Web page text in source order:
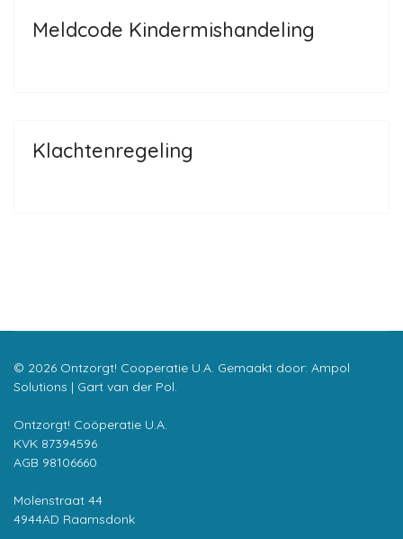
Meldcode Kindermishandeling
Klachtenregeling
© 2026 Ontzorgt! Cooperatie U.A. Gemaakt door: Ampol
Solutions | Gart van der Pol.
Ontzorgt! Coöperatie U.A.
KVK 87394596
AGB 98106660
Molenstraat 44
4944AD Raamsdonk